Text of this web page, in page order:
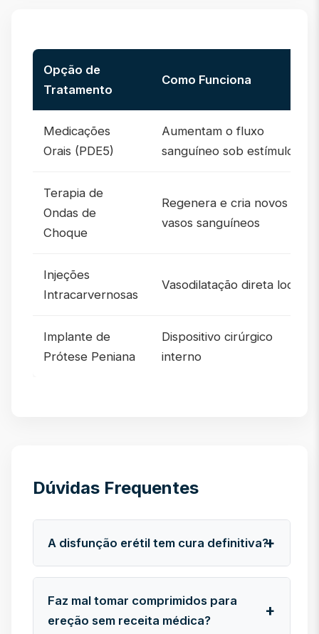
Opção de
Tratamento
Como Funciona
Medicações
Orais (PDE5)
Aumentam o fluxo
sanguíneo sob estímulo
Terapia de
Ondas de
Choque
Regenera e cria novos
vasos sanguíneos
Injeções
Intracarvernosas
Vasodilatação direta local
Implante de
Prótese Peniana
Dispositivo cirúrgico
interno
Dúvidas Frequentes
A disfunção erétil tem cura definitiva?
Faz mal tomar comprimidos para
ereção sem receita médica?